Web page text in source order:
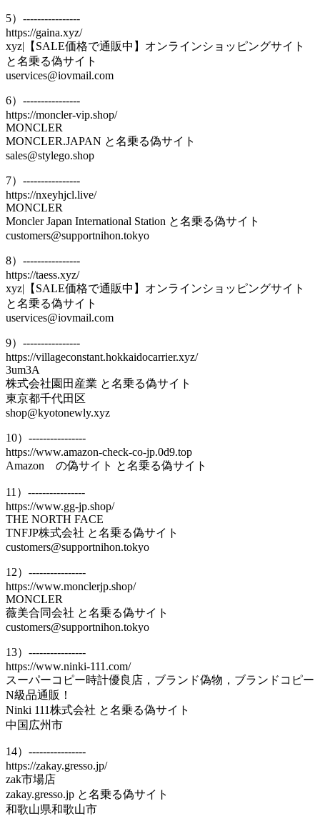
5）----------------
https://gaina.xyz/
xyz|【SALE価格で通販中】オンラインショッピングサイト
と名乗る偽サイト
uservices@iovmail.com
6）----------------
https://moncler-vip.shop/
MONCLER
MONCLER.JAPAN と名乗る偽サイト
sales@stylego.shop
7）----------------
https://nxeyhjcl.live/
MONCLER
Moncler Japan International Station と名乗る偽サイト
customers@supportnihon.tokyo
8）----------------
https://taess.xyz/
xyz|【SALE価格で通販中】オンラインショッピングサイト
と名乗る偽サイト
uservices@iovmail.com
9）----------------
https://villageconstant.hokkaidocarrier.xyz/
3um3A
株式会社園田産業 と名乗る偽サイト
東京都千代田区
shop@kyotonewly.xyz
10）----------------
https://www.amazon-check-co-jp.0d9.top
Аmazon の偽サイト と名乗る偽サイト
11）----------------
https://www.gg-jp.shop/
THE NORTH FACE
TNFJP株式会社 と名乗る偽サイト
customers@supportnihon.tokyo
12）----------------
https://www.monclerjp.shop/
MONCLER
薇美合同会社 と名乗る偽サイト
customers@supportnihon.tokyo
13）----------------
https://www.ninki-111.com/
スーパーコピー時計優良店，ブランド偽物，ブランドコピー
N級品通販！
Ninki 111株式会社 と名乗る偽サイト
中国広州市
14）----------------
https://zakay.gresso.jp/
zak市場店
zakay.gresso.jp と名乗る偽サイト
和歌山県和歌山市